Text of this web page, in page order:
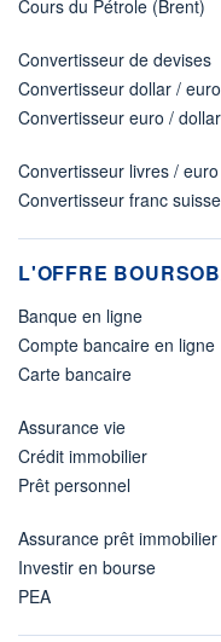
Cours du Pétrole (Brent)
Convertisseur de devises
Convertisseur dollar / euro
Convertisseur euro / dollar
Convertisseur livres / euro
Convertisseur franc
L'OFFRE
Banque en ligne
Compte bancaire en ligne
Carte bancaire
Assurance vie
Crédit immobilier
Prêt personnel
Assurance prêt immobilier
Investir en bourse
PEA